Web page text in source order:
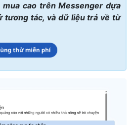
mua cao trên Messenger dựa
tương tác, và dữ liệu trả về từ